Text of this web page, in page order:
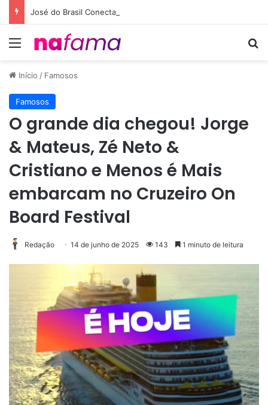
Menu
Início / Famosos
Famosos
O grande dia chegou! Jorge
& Mateus, Zé Neto &
Cristiano e Menos é Mais
embarcam no Cruzeiro On
Board Festival
Redação 14 de junho de 2025 143 1 minuto de leitura